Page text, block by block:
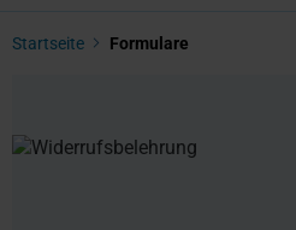
Startseite Formulare